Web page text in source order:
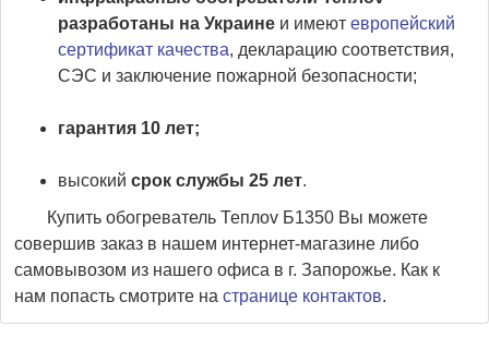
разработаны на Украине и имеют европейский
сертификат качества, декларацию соответствия,
СЭС и заключение пожарной безопасности;
гарантия 10 лет;
высокий срок службы 25 лет.
Купить обогреватель Теплоv Б1350 Вы можете
совершив заказ в нашем интернет-магазине либо
самовывозом из нашего офиса в г. Запорожье. Как к
нам попасть смотрите на странице контактов.